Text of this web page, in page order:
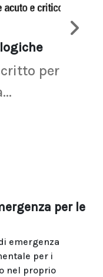
per
per le
emergenza
per i
nel proprio